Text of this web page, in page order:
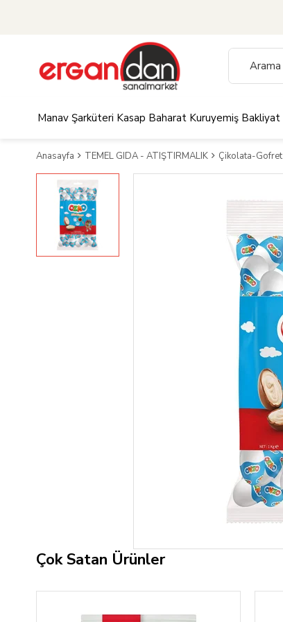
Manav Şarküteri Kasap Baharat Kuruyemiş Bakliyat
Anasayfa TEMEL GIDA - ATIŞTIRMALIK Çikolata-Gofret
Çok Satan Ürünler